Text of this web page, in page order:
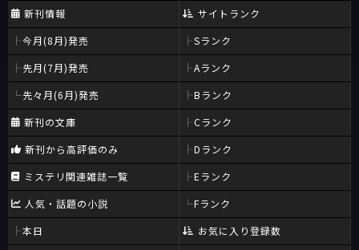
新刊情報
今月(8月)発売
先月(7月)発売
先々月(6月)発売
新刊の文庫
新刊から高評価のみ
ミステリ関連雑誌一覧
人気・話題の小説
本日
サイトランク
Sランク
Aランク
Bランク
Cランク
Dランク
Eランク
Fランク
お気に入り登録数